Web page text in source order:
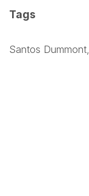
Tags
Santos Dummont,